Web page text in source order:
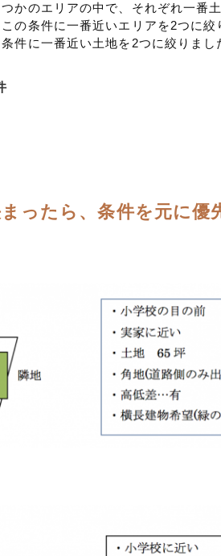
かのエリアの中で、それぞれ一番
の条件に一番近いエリアを2つに
件に一番近い土地を2つに絞りまし
ったら、条件を元に優